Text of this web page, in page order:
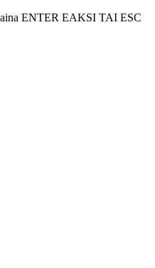
ENTER EAKSI TAI ESC